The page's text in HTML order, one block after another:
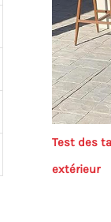
Test des
extérieur